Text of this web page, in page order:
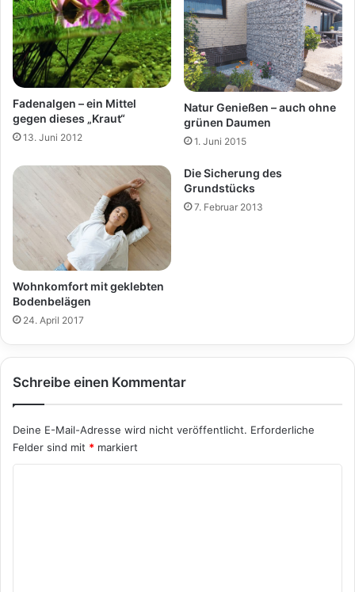
Fadenalgen – ein Mittel
gegen dieses „Kraut“
13. Juni 2012
Natur Genießen – auch ohne
grünen Daumen
1. Juni 2015
Wohnkomfort mit geklebten
Bodenbelägen
24. April 2017
Die Sicherung des
Grundstücks
7. Februar 2013
Schreibe einen Kommentar
Deine E-Mail-Adresse wird nicht veröffentlicht. Erforderliche
Felder sind mit * markiert